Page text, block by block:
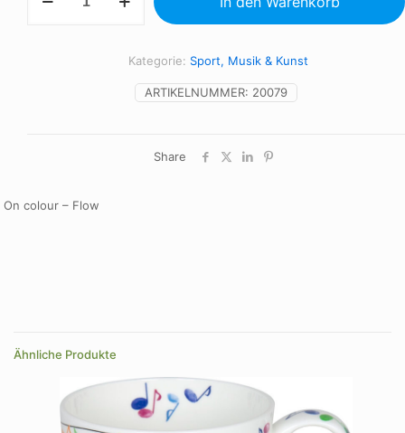
ARTIKELNUMMER: 20079
Kategorie: Sport, Musik & Kunst
Share
On colour – Flow
Ähnliche Produkte